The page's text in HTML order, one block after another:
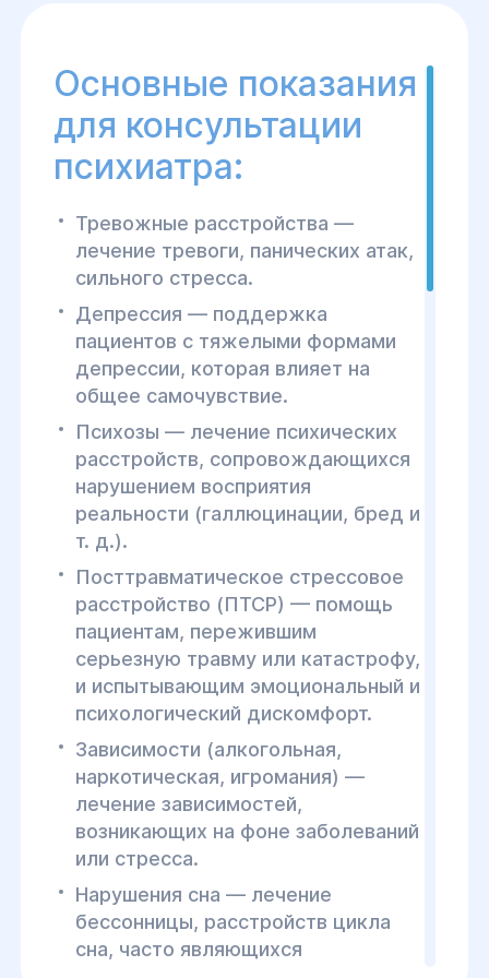
Основные показания
для консультации
психиатра:
Тревожные расстройства —
лечение тревоги, панических атак,
сильного стресса.
Депрессия — поддержка
пациентов с тяжелыми формами
депрессии, которая влияет на
общее самочувствие.
Психозы — лечение психических
расстройств, сопровождающихся
нарушением восприятия
реальности (галлюцинации, бред и
т. д.).
Посттравматическое стрессовое
расстройство (ПТСР) — помощь
пациентам, пережившим
серьезную травму или катастрофу,
и испытывающим эмоциональный и
психологический дискомфорт.
Зависимости (алкогольная,
наркотическая, игромания) —
лечение зависимостей,
возникающих на фоне заболеваний
или стресса.
Нарушения сна — лечение
бессонницы, расстройств цикла
сна, часто являющихся